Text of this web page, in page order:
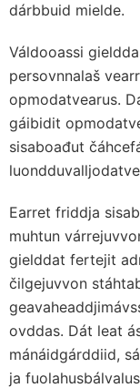
dárbbuid mielde.
Váldooassi
persovnnalaš
opmodatvearus.
gáibidit
sisaboađut
Earret friddja
muhtun
gielddat fertejit
čilgejuvvon
ovddas. Dát leat
mánáidgárddiid,
ja